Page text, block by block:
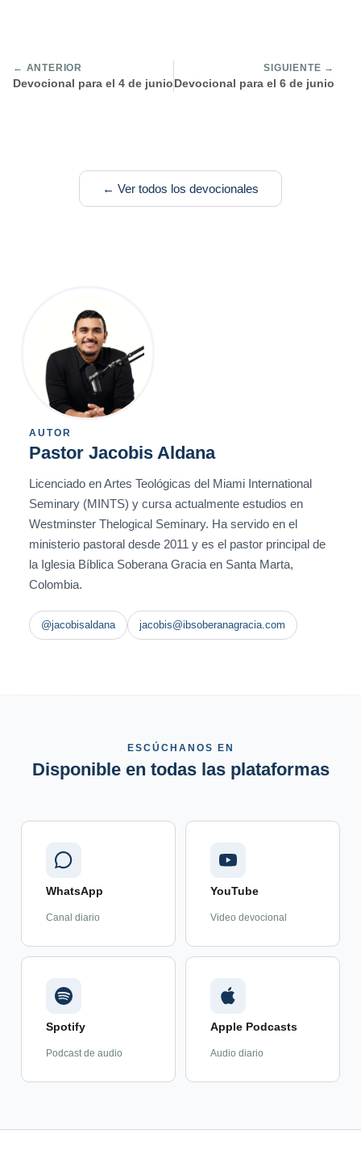
← ANTERIOR
Devocional para el 4 de junio
SIGUIENTE →
Devocional para el 6 de junio
← Ver todos los devocionales
AUTOR
Pastor Jacobis Aldana
Licenciado en Artes Teológicas del Miami International
Seminary (MINTS) y cursa actualmente estudios en
Westminster Thelogical Seminary. Ha servido en el
ministerio pastoral desde 2011 y es el pastor principal de
la Iglesia Bíblica Soberana Gracia en Santa Marta,
Colombia.
@jacobisaldana jacobis@ibsoberanagracia.com
ESCÚCHANOS EN
Disponible en todas las plataformas
WhatsApp
Canal diario
YouTube
Video devocional
Spotify
Podcast de audio
Apple Podcasts
Audio diario